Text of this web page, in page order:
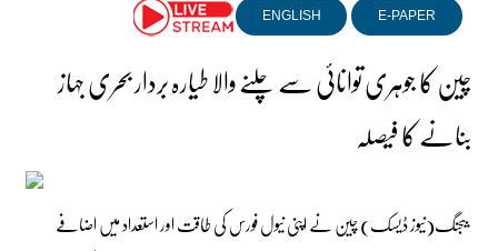
E-PAPER
ENGLISH
چین کا جوہری توانائی سے چلنے والا طیارہ بردار بحری جہاز
بنانے کا فیصلہ
بیجنگ(نیوز ڈیسک) چین نے اپنی نیول فورس کی طاقت اور استعداد میں اضافے